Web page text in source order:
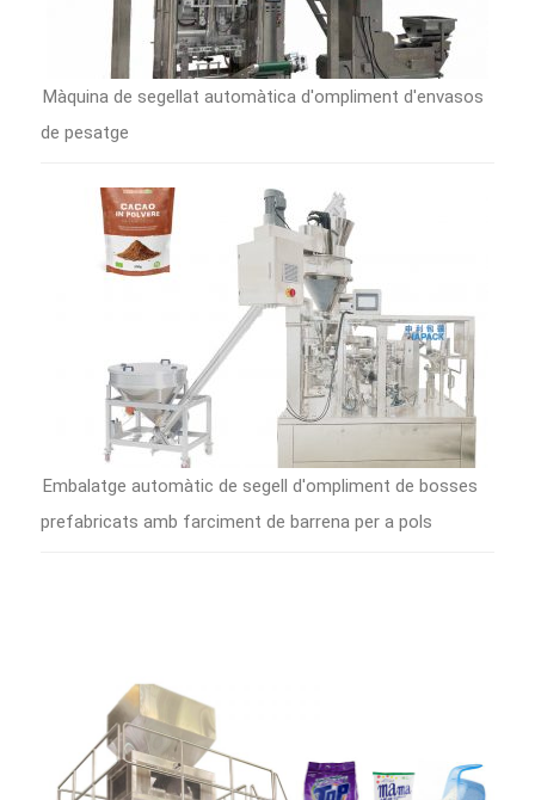
Màquina de segellat automàtica d'ompliment d'envasos
de pesatge
Embalatge automàtic de segell d'ompliment de bosses
prefabricats amb farciment de barrena per a pols